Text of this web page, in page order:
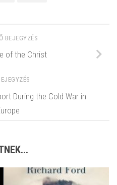
BEJEGYZÉS
of the Christ
During the Cold War in